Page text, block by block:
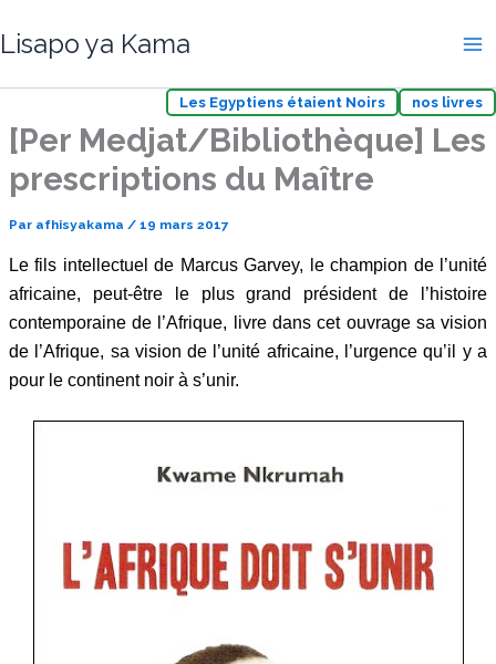
au
contenu
Lisapo ya Kama
nos livres
Les Egyptiens étaient Noirs
[Per Medjat/Bibliothèque] Les
prescriptions du Maître
Par afhisyakama / 19 mars 2017
Le fils intellectuel de Marcus Garvey, le champion de l’unité
africaine, peut-être le plus grand président de l’histoire
contemporaine de l’Afrique, livre dans cet ouvrage sa vision
de l’Afrique, sa vision de l’unité africaine, l’urgence qu’il y a
pour le continent noir à s’unir.